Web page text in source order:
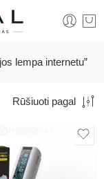
lempa internetu”
Rūšiuoti pagal